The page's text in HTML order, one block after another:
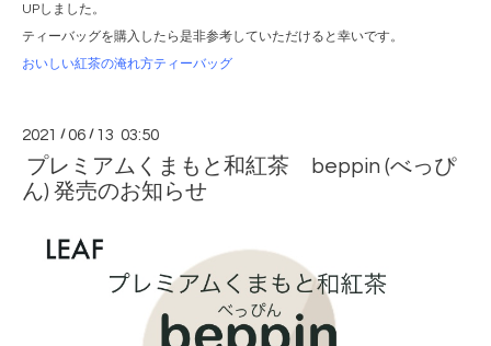
UPしました。
ティーバッグを購入したら是非参考していただけると幸いです。
おいしい紅茶の淹れ方ティーバッグ
2021 /06 / 13 03:50
プレミアムくまもと和紅茶 beppin (べっぴ
ん) 発売のお知らせ